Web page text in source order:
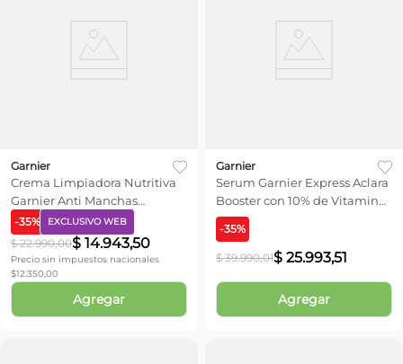
Garnier
Crema Limpiadora Nutritiva
Garnier Anti Manchas
Vitamina C + x 250 ml
-35% EXCLUSIVO WEB
$ 22.990,00$ 14.943,50
Precio sin impuestos nacionales
$12.350,00
Agregar
Garnier
Serum Garnier Express Aclara
Booster con 10% de Vitamina
C x 30 ml
-35%
$ 39.990,01$ 25.993,51
Agregar